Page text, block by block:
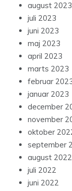
august 2023
juli 2023
juni 2023
maj 2023
april 2023
marts 2023
februar
januar 2023
december
november
oktober
september
august 2022
juli 2022
juni 2022